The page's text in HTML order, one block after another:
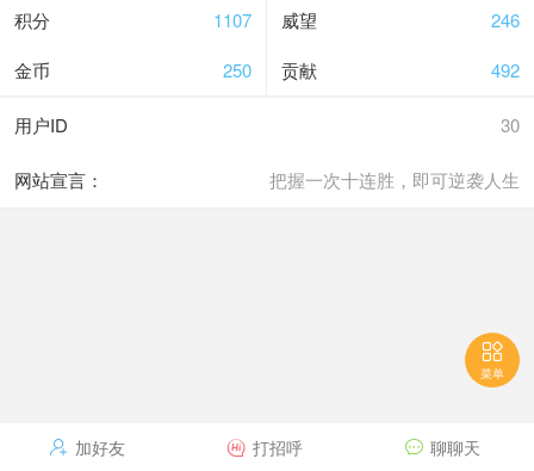
1107
积分 246
威望
250
金币 492
贡献
30
用户ID
把握一次十连胜，即可逆袭人生
网站宣言：
 加好友  打招呼  聊聊天

菜单